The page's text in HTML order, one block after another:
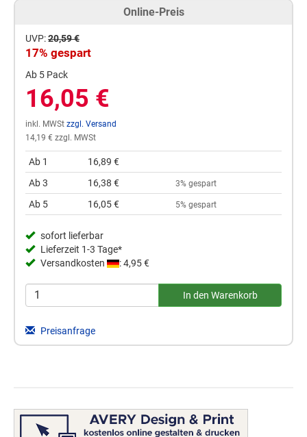
Online-Preis
UVP:20,59 €
17% gespart
Ab 5 Pack
16,05 €
inkl. MWSt zzgl. Versand
14,19 € zzgl. MWSt
Ab 1
16,89 €
Ab 3
16,38 € 3% gespart
Ab 5 16,05 € 5% gespart
sofort lieferbar
Lieferzeit 1-3 Tage*
Versandkosten
: 4,95 €
Preisanfrage